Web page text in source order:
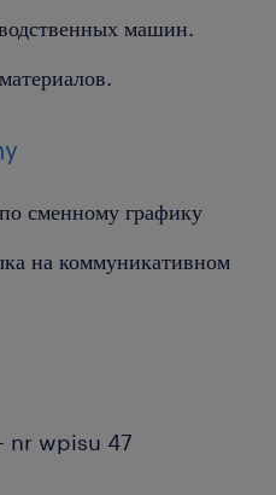
машин.
сменному графику
на коммуникативном
nr wpisu 47